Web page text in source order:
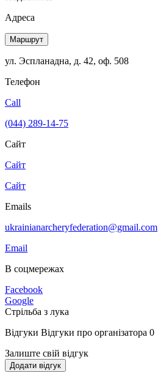
Адреса
Маршрут
ул. Эспланадна, д. 42, оф. 508
Телефон
Call
(044) 289-14-75
Сайт
Сайт
Сайт
Emails
ukrainianarcheryfederation@gmail.com
Email
В соцмережах
Facebook
Google
Стрільба з лука
Відгуки Відгуки про організатора 0
Залиште свій відгук
Додати відгук